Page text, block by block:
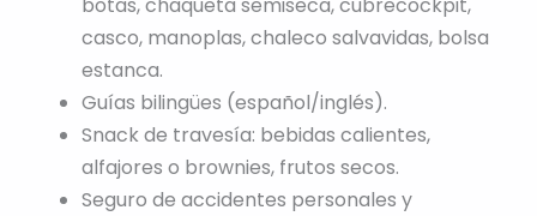
casco, manoplas, chaleco salvavidas, bolsa
estanca.
Guías bilingües (español/inglés).
Snack de travesía: bebidas calientes,
alfajores o brownies, frutos secos.
Seguro de accidentes personales y